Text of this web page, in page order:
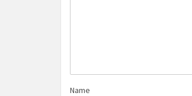
Name